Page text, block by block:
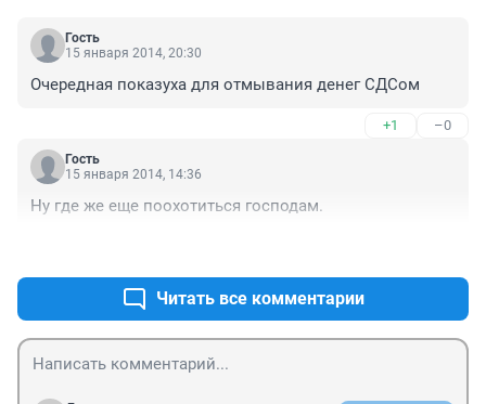
Гость
15 января 2014, 20:30
Очередная показуха для отмывания денег СДСом
+1 –0
Гость
15 января 2014, 14:36
Ну где же еще поохотиться господам.
Читать все комментарии